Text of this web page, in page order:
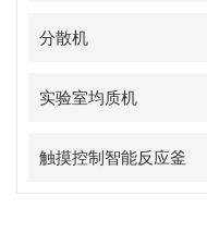
分散机
实验室均质机
触摸控制智能反应釜